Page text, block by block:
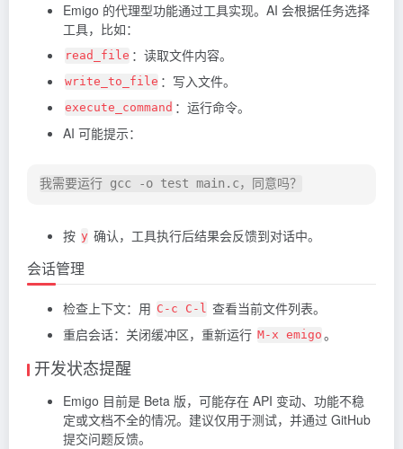
Emigo 的代理型功能通过工具实现。AI 会根据任务选择
工具，比如：
read_file ：读取文件内容。
write_to_file ：写入文件。
execute_command ：运行命令。
AI 可能提示：
按 y 确认，工具执行后结果会反馈到对话中。
会话管理
检查上下文：用 C-c C-l 查看当前文件列表。
重启会话：关闭缓冲区，重新运行 M-x emigo 。
开发状态提醒
Emigo 目前是 Beta 版，可能存在 API 变动、功能不稳
定或文档不全的情况。建议仅用于测试，并通过 GitHub
提交问题反馈。